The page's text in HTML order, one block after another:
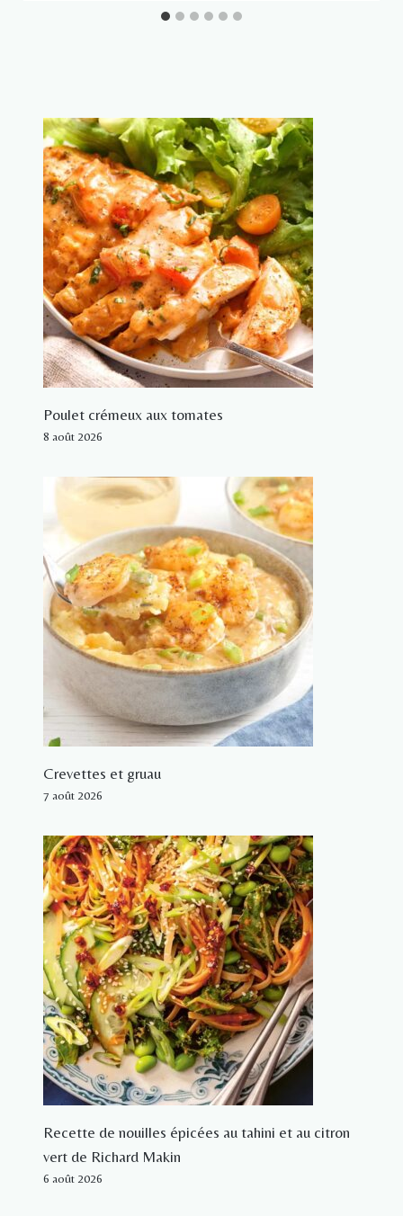
Poulet crémeux aux tomates
8 août 2026
Crevettes et gruau
7 août 2026
Recette de nouilles épicées au tahini et au citron
vert de Richard Makin
6 août 2026